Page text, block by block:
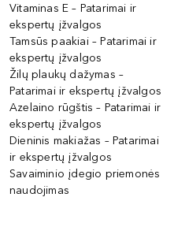
Vitaminas E – Patarimai ir
ekspertų įžvalgos
Tamsūs paakiai – Patarimai ir
ekspertų įžvalgos
Žilų plaukų dažymas –
Patarimai ir ekspertų įžvalgos
Azelaino rūgštis – Patarimai ir
ekspertų įžvalgos
Dieninis makiažas – Patarimai
ir ekspertų įžvalgos
Savaiminio įdegio priemonės
naudojimas